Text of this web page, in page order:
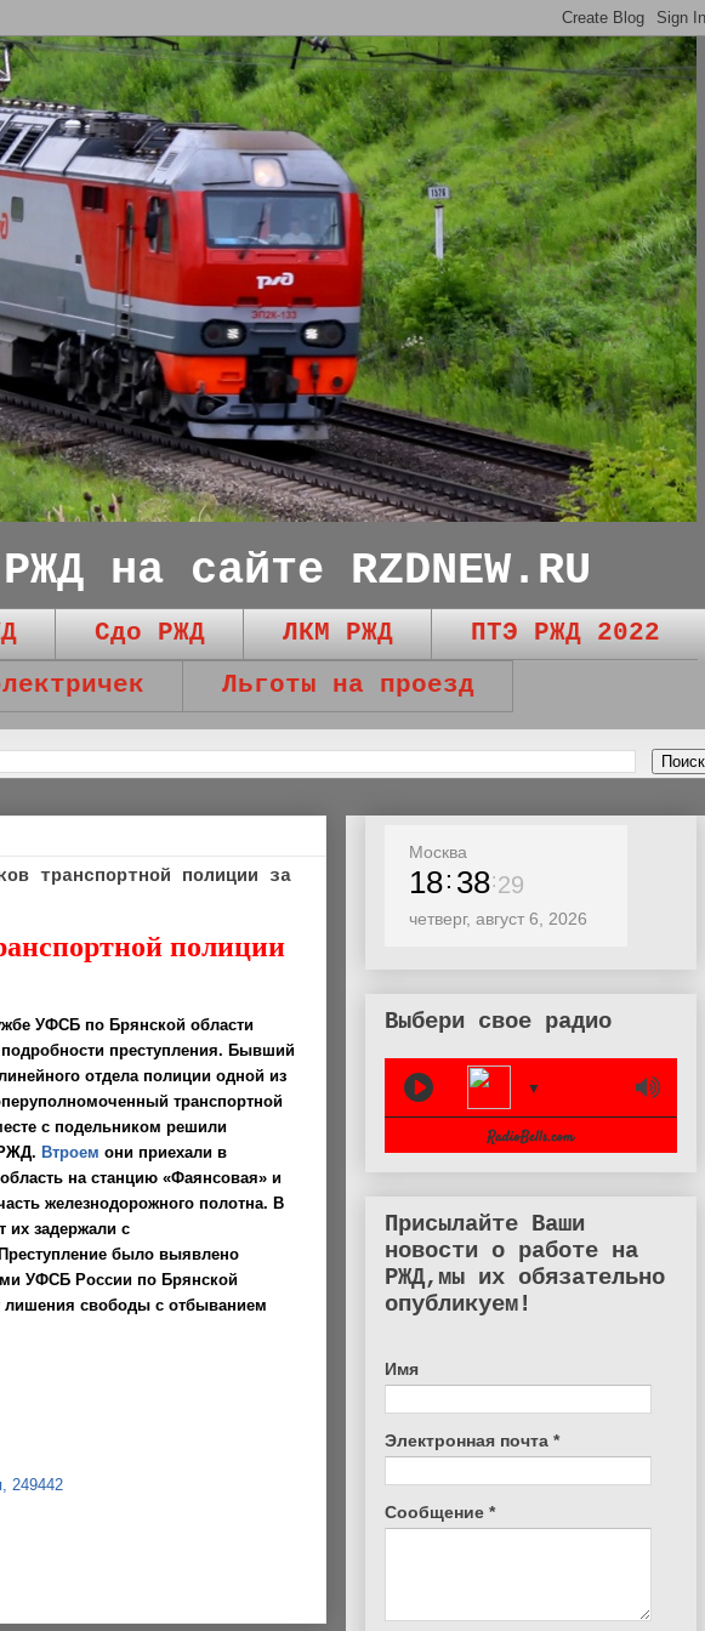
на сайте RZDNEW.RU
Сдо РЖД ЛКМ РЖД
ПТЭ РЖД 2022
Льготы на проезд
транспортной полиции за
полиции
УФСБ по Брянской области
подробности преступления. Бывший
отдела полиции одной из
транспортной
с подельником решили
Втроем они приехали в
на станцию «Фаянсовая» и
железнодорожного полотна. В
их задержали с
было выявлено
УФСБ России по Брянской
лишения свободы с отбыванием
249442
Москва
18 38 31
четверг, август 6, 2026
Выбери свое радио
▼
Присылайте Ваши
новости о работе на
РЖД,мы их обязательно
опубликуем!
Имя
Электронная почта *
Сообщение *